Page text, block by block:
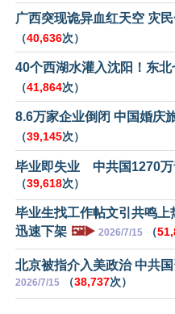
广西突现诡异血红天空 灾
（40,636次）
40个西湖水灌入沈阳！东北
（41,864次）
8.6万家企业倒闭 中国婚庆
（39,145次）
毕业即失业 中共国1270万
（39,618次）
毕业生找工作帖文引共鸣上
迅速下架 🖼️▶️ 2026/7/15 （
北京被指介入美政治 中共
2026/7/15 （38,737次）